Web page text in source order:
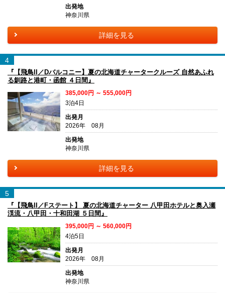
出発地
神奈川県
詳細を見る
4
『【飛鳥II／Dバルコニー】夏の北海道チャータークルーズ 自然あふれ
る釧路と港町・函館 ４日間』
385,000円 ～ 555,000円
3泊4日
出発月
2026年 08月
出発地
神奈川県
詳細を見る
5
『【飛鳥II／Fステート】 夏の北海道チャーター 八甲田ホテルと奥入瀬
渓流・八甲田・十和田湖 ５日間』
395,000円 ～ 560,000円
4泊5日
出発月
2026年 08月
出発地
神奈川県